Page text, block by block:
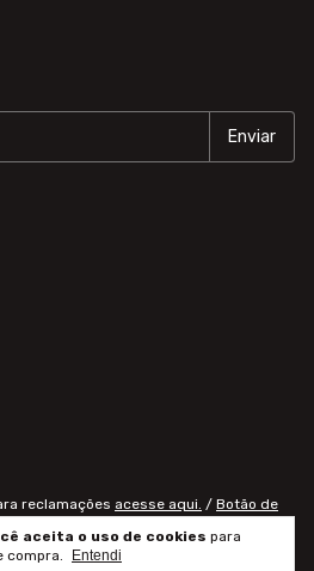
aceita o uso de cookies para
compra.
Entendi
reclamações acesse aqui. / Botão de